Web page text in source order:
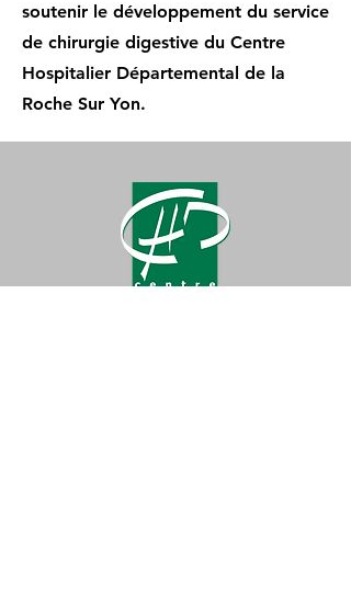
soutenir le développement du service
de chirurgie digestive du Centre
Hospitalier Départemental de la
Roche Sur Yon.